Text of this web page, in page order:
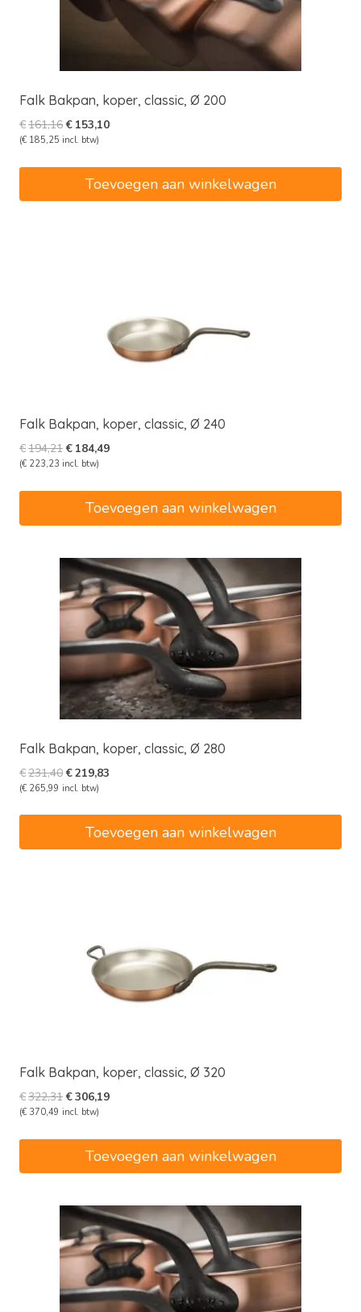
Falk Bakpan, koper, classic, Ø 200
€161,16Oorspronkelijke
prijs
€161,16.
€ 153,10Huidige
(€ 185,25 incl. btw)
Toevoegen aan winkelwagen
Falk Bakpan, koper, classic, Ø 240
€194,21Oorspronkelijke
prijs
€194,21.
€ 184,49Huidige
(€ 223,23 incl. btw)
Toevoegen aan winkelwagen
Falk Bakpan, koper, classic, Ø 280
€231,40Oorspronkelijke
prijs
€219,83
(€ 265,99 incl. btw)
Toevoegen aan winkelwagen
Falk Bakpan, koper, classic, Ø 320
€322,31Oorspronkelijke
prijs
€322,31.
€306,19Huidige
(€ 370,49 incl. btw)
Toevoegen aan winkelwagen